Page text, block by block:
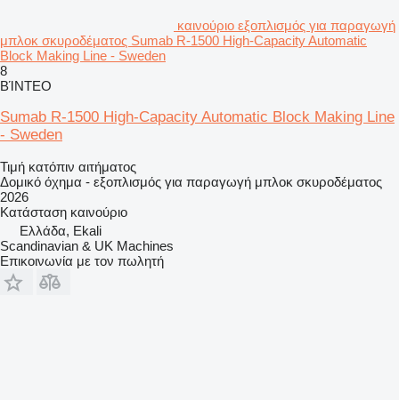
καινούριο εξοπλισμός για παραγωγή
μπλοκ σκυροδέματος Sumab R-1500 High-Capacity Automatic
Block Making Line - Sweden
8
ΒΊΝΤΕΟ
Sumab R-1500 High-Capacity Automatic Block Making Line
- Sweden
Τιμή κατόπιν αιτήματος
Δομικό όχημα - εξοπλισμός για παραγωγή μπλοκ σκυροδέματος
2026
Κατάσταση καινούριο
Ελλάδα, Ekali
Scandinavian & UK Machines
Επικοινωνία με τον πωλητή